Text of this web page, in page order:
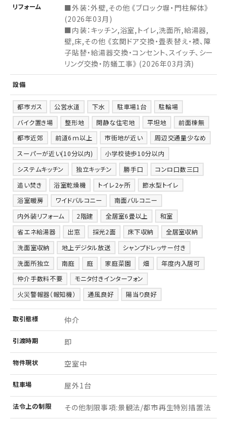
リフォーム
■外装：外壁,その他 《ブロック塀・門柱解体》
(2026年03月)
■内装：キッチン,浴室,トイレ,洗面所,給湯器,
壁,床,その他 《玄関ドア交換・畳表替え・襖、障
子貼替・給湯器交換・コンセント、スイッチ、シー
リング交換・防蟻工事》 (2026年03月済)
設備
都市ガス 公営水道 下水 駐車場1台
駐輪場
バイク置き場
整形地 閑静な住宅地 平坦地
前面棟無
都市近郊
前道6ｍ以上 市街地が近い
周辺交通量少なめ
スーパーが近い(10分以内)
小学校徒歩10分以内
システムキッチン
独立キッチン 勝手口
コンロ口数三口
追い焚き
浴室乾燥機 トイレ2ヶ所
節水型トイレ
浴室暖房
ワイドバルコニー
南面バルコニー
内外装リフォーム
2階建 全居室6畳以上
和室
省エネ給湯器
出窓 採光2面 床下収納
全居室収納
洗面室収納
地上デジタル放送
シャンプドレッサー付き
洗面所独立
南庭 庭 家庭菜園 畑
年度内入居可
仲介手数料不要
モニタ付きインターフォン
火災警報器（報知機）
通風良好 陽当り良好
取引態様 仲介
引渡時期 即
物件現状 空室中
駐車場 屋外1台
法令上の制限 その他制限事項:景観法/都市再生特別措置法